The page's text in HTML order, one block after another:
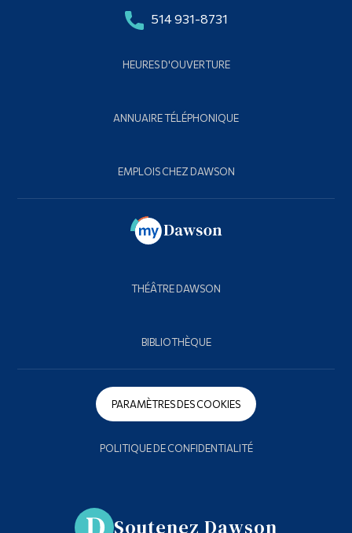
514 931-8731
HEURES D'OUVERTURE
ANNUAIRE TÉLÉPHONIQUE
EMPLOIS CHEZ DAWSON
THÉÂTRE DAWSON
BIBLIOTHÈQUE
PARAMÈTRES DES COOKIES
POLITIQUE DE CONFIDENTIALITÉ
Soutenez Dawson